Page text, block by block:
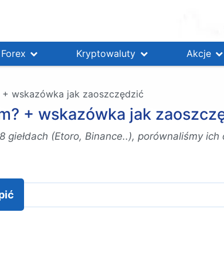
Forex Kryptowaluty Akcje
wskazówka jak zaoszczędzić
+ wskazówka jak
giełdach (Etoro, Binance..), porównaliśmy